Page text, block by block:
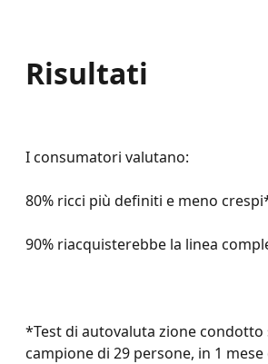
Risultati
I consumatori valutano:
80% ricci più definiti e meno
90% riacquisterebbe la linea
*Test di autovaluta zione condotto
campione di 29 persone, in 1 mese